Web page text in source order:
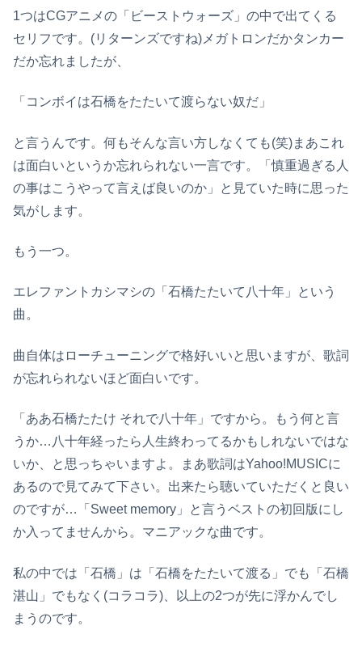
1つはCGアニメの「ビーストウォーズ」の中で出てくる
セリフです。(リターンズですね)メガトロンだかタンカー
だか忘れましたが、
「コンボイは石橋をたたいて渡らない奴だ」
と言うんです。何もそんな言い方しなくても(笑)まあこれ
は面白いというか忘れられない一言です。「慎重過ぎる人
の事はこうやって言えば良いのか」と見ていた時に思った
気がします。
もう一つ。
エレファントカシマシの「石橋たたいて八十年」という
曲。
曲自体はローチューニングで格好いいと思いますが、歌詞
が忘れられないほど面白いです。
「ああ石橋たたけ それで八十年」ですから。もう何と言
うか…八十年経ったら人生終わってるかもしれないではな
いか、と思っちゃいますよ。まあ歌詞はYahoo!MUSICに
あるので見てみて下さい。出来たら聴いていただくと良い
のですが…「Sweet memory」と言うベストの初回版にし
か入ってませんから。マニアックな曲です。
私の中では「石橋」は「石橋をたたいて渡る」でも「石橋
湛山」でもなく(コラコラ)、以上の2つが先に浮かんでし
まうのです。